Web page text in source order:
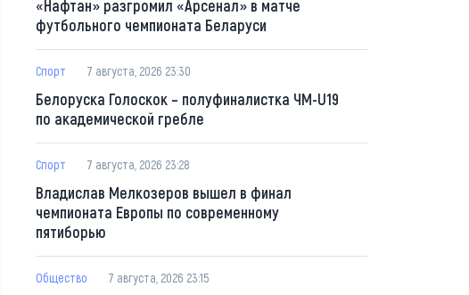
«Нафтан» разгромил «Арсенал» в матче
футбольного чемпионата Беларуси
Спорт 7 августа, 2026 23:30
Белоруска Голоскок – полуфиналистка ЧМ-U19
по академической гребле
Спорт 7 августа, 2026 23:28
Владислав Мелкозеров вышел в финал
чемпионата Европы по современному
пятиборью
Общество 7 августа, 2026 23:15